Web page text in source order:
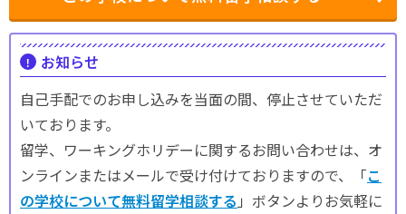
お知らせ
自己手配でのお申し込みを当面の間、停止させていただ
いております。
留学、ワーキングホリデーに関するお問い合わせは、オ
ンラインまたはメールで受け付けておりますので、「こ
の学校について無料留学相談する 」ボタンよりお気軽に